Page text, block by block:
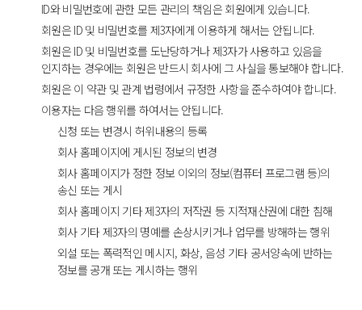
ID와 비밀번호에 관한 모든 관리의 책임은 회원에게 있습니다.
회원은 ID 및 비밀번호를 제3자에게 이용하게 해서는 안됩니다.
회원은 ID 및 비밀번호를 도난당하거나 제3자가 사용하고 있음을
인지하는 경우에는 회원은 반드시 회사에 그 사실을 통보해야 합니다.
회원은 이 약관 및 관계 법령에서 규정한 사항을 준수하여야 합니다.
이용자는 다음 행위를 하여서는 안됩니다.
신청 또는 변경시 허위내용의 등록
회사 홈페이지에 게시된 정보의 변경
회사 홈페이지가 정한 정보 이외의 정보(컴퓨터 프로그램 등)의
송신 또는 게시
회사 홈페이지 기타 제3자의 저작권 등 지적재산권에 대한 침해
회사 기타 제3자의 명예를 손상시키거나 업무를 방해하는 행위
외설 또는 폭력적인 메시지, 화상, 음성 기타 공서양속에 반하는
정보를 공개 또는 게시하는 행위